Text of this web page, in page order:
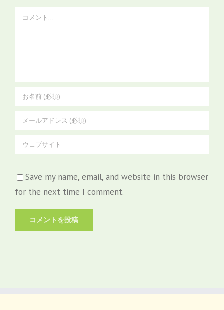
Comment
Save my name, email, and website in this browser
for the next time I comment.